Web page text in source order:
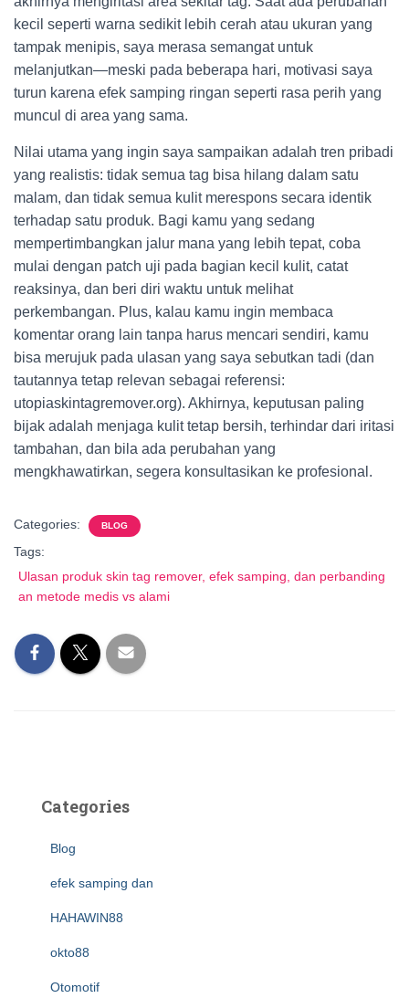
kecil seperti warna sedikit lebih cerah atau ukuran yang
tampak menipis, saya merasa semangat untuk
melanjutkan—meski pada beberapa hari, motivasi saya
turun karena efek samping ringan seperti rasa perih yang
muncul di area yang sama.
Nilai utama yang ingin saya sampaikan adalah tren pribadi
yang realistis: tidak semua tag bisa hilang dalam satu
malam, dan tidak semua kulit merespons secara identik
terhadap satu produk. Bagi kamu yang sedang
mempertimbangkan jalur mana yang lebih tepat, coba
mulai dengan patch uji pada bagian kecil kulit, catat
reaksinya, dan beri diri waktu untuk melihat
perkembangan. Plus, kalau kamu ingin membaca
komentar orang lain tanpa harus mencari sendiri, kamu
bisa merujuk pada ulasan yang saya sebutkan tadi (dan
tautannya tetap relevan sebagai referensi:
utopiaskintagremover.org). Akhirnya, keputusan paling
bijak adalah menjaga kulit tetap bersih, terhindar dari iritasi
tambahan, dan bila ada perubahan yang
mengkhawatirkan, segera konsultasikan ke profesional.
Categories: BLOG
Tags:
Ulasan produk skin tag remover, efek samping, dan perbanding
an metode medis vs alami
Categories
Blog
efek samping dan
HAHAWIN88
okto88
Otomotif